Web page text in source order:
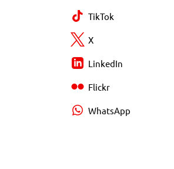
TikTok
X
LinkedIn
Flickr
WhatsApp